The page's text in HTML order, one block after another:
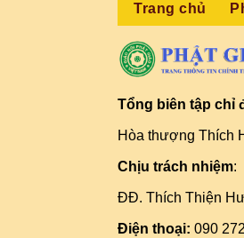
Trang chủ
Tổng biên tập chỉ
Hòa thượng Thích
Chịu trách nhiệm:
ĐĐ. Thích Thiện
Điện thoại: 090